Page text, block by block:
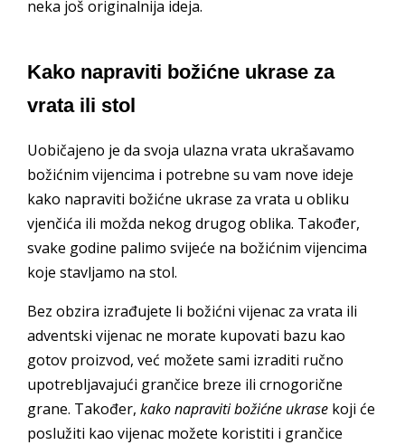
neka još originalnija ideja.
Kako napraviti božićne ukrase za
vrata ili stol
Uobičajeno je da svoja ulazna vrata ukrašavamo
božićnim vijencima i potrebne su vam nove ideje
kako napraviti božićne ukrase za vrata u obliku
vjenčića ili možda nekog drugog oblika. Također,
svake godine palimo svijeće na božićnim vijencima
koje stavljamo na stol.
Bez obzira izrađujete li božićni vijenac za vrata ili
adventski vijenac ne morate kupovati bazu kao
gotov proizvod, već možete sami izraditi ručno
upotrebljavajući grančice breze ili crnogorične
grane. Također, kako napraviti božićne ukrase koji će
poslužiti kao vijenac možete koristiti i grančice